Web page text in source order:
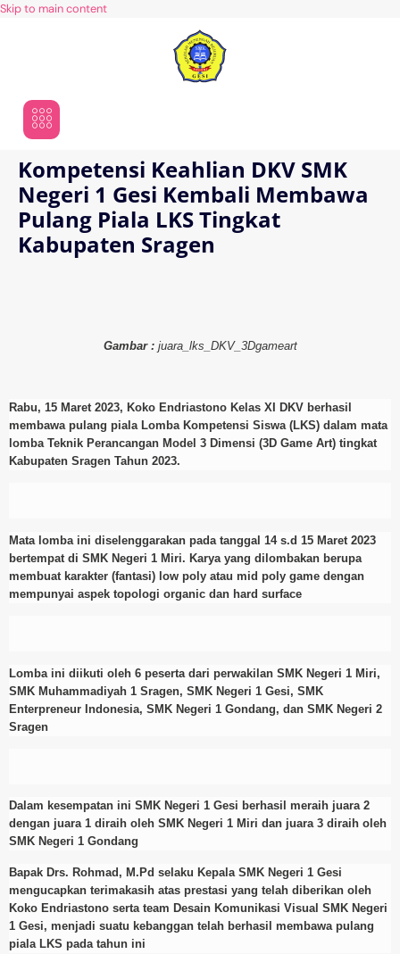
Skip to main content
Kompetensi Keahlian DKV SMK
Negeri 1 Gesi Kembali Membawa
Pulang Piala LKS Tingkat
Kabupaten Sragen
Gambar :juara_lks_DKV_3Dgameart
Rabu, 15 Maret 2023, Koko Endriastono Kelas XI DKV berhasil
membawa pulang piala Lomba Kompetensi Siswa (LKS) dalam mata
lomba Teknik Perancangan Model 3 Dimensi (3D Game Art) tingkat
Kabupaten Sragen Tahun 2023.
Mata lomba ini diselenggarakan pada tanggal 14 s.d 15 Maret 2023
bertempat di SMK Negeri 1 Miri. Karya yang dilombakan berupa
membuat karakter (fantasi) low poly atau mid poly game dengan
mempunyai aspek topologi organic dan hard surface
Lomba ini diikuti oleh 6 peserta dari perwakilan SMK Negeri 1 Miri,
SMK Muhammadiyah 1 Sragen, SMK Negeri 1 Gesi, SMK
Enterpreneur Indonesia, SMK Negeri 1 Gondang, dan SMK Negeri 2
Sragen
Dalam kesempatan ini SMK Negeri 1 Gesi berhasil meraih juara 2
dengan juara 1 diraih oleh SMK Negeri 1 Miri dan juara 3 diraih oleh
SMK Negeri 1 Gondang
Bapak Drs. Rohmad, M.Pd selaku Kepala SMK Negeri 1 Gesi
mengucapkan terimakasih atas prestasi yang telah diberikan oleh
Koko Endriastono serta team Desain Komunikasi Visual SMK Negeri
1 Gesi, menjadi suatu kebanggan telah berhasil membawa pulang
piala LKS pada tahun ini